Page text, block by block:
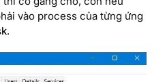
vào process của từng ứng
.